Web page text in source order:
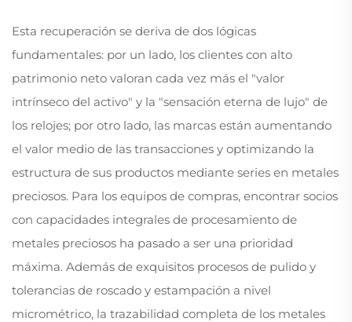
Esta recuperación se deriva de dos lógicas
fundamentales: por un lado, los clientes con alto
patrimonio neto valoran cada vez más el "valor
intrínseco del activo" y la "sensación eterna de lujo" de
los relojes; por otro lado, las marcas están aumentando
el valor medio de las transacciones y optimizando la
estructura de sus productos mediante series en metales
preciosos. Para los equipos de compras, encontrar socios
con capacidades integrales de procesamiento de
metales preciosos ha pasado a ser una prioridad
máxima. Además de exquisitos procesos de pulido y
tolerancias de roscado y estampación a nivel
micrométrico, la trazabilidad completa de los metales